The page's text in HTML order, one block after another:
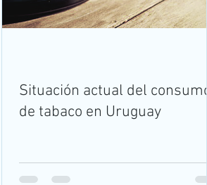
Situación actual del consumo
de tabaco en Uruguay